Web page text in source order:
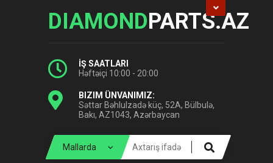
DIAMONDPARTS.AZ
İŞ SAATLARI
Həftəiçi 10:00 - 20:00
BIZIM ÜNVANIMIZ:
Səttar Bəhlulzadə küç, 52A, Bülbulə,
Bakı, AZ1043, Azərbaycan